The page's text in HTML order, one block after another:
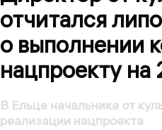
отчитался
о выполнении
нацпроекту
В Ельце начальника от
реализации нацпроекта